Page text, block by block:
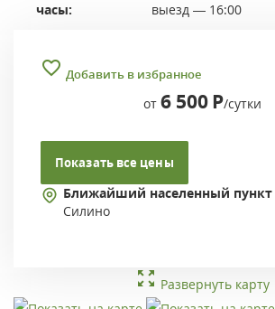
часы:
выезд — 16:00
Добавить в избранное
от 6 500 Р/сутки
Показать все цены
Ближайший населенный пункт
Силино
Развернуть карту